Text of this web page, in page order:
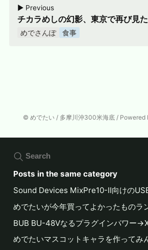
▶︎ Previous
チカラめしの幻影、東京で再び見
めでさんぽ 食事
© めでたい / 多摩川沖300米海底 / Powered
Search
Posts in the same category
めでたいが今年買ってよかったものラ